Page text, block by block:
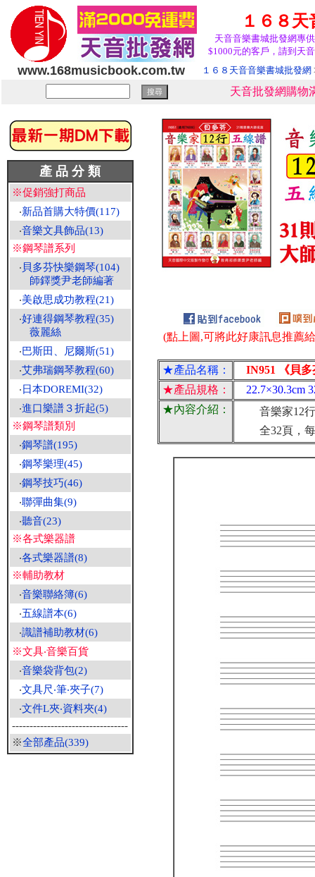
１６８
天音音樂書城批發網專
$1000元的客戶，請到天
www.168musicbook.com.tw １６８天音音樂書城批發網
天音批發網購物
產 品 分 類
※促銷強打商品
‧新品首購大特價(117)
‧音樂文具飾品(13)
※鋼琴譜系列
‧ 貝多芬快樂鋼琴(104)
師鐸獎尹老師編著
‧美啟思成功教程(21)
‧好連得鋼琴教程(35)
薇麗絲
‧巴斯田、尼爾斯(51)
‧艾弗瑞鋼琴教程(60)
‧ 日本DOREMI(32)
‧進口樂譜３折起(5)
※鋼琴譜類別
‧鋼琴譜(195)
‧鋼琴樂理(45)
‧鋼琴技巧(46)
‧聯彈曲集(9)
‧聽音(23)
※各式樂器譜
‧各式樂器譜(8)
※輔助教材
‧音樂聯絡簿(6)
‧五線譜本(6)
‧識譜補助教材(6)
※文具‧音樂百貨
‧音樂袋背包(2)
‧文具尺‧筆‧夾子(7)
‧文件L夾‧資料夾(4)
---------------------------------
※全部產品(339)
(點上圖,可將此好康訊息推薦
★產品名稱：
IN951 《貝多
★產品規格：
22.7×30.3cm
★內容介紹：
音樂家12行
全32頁，每